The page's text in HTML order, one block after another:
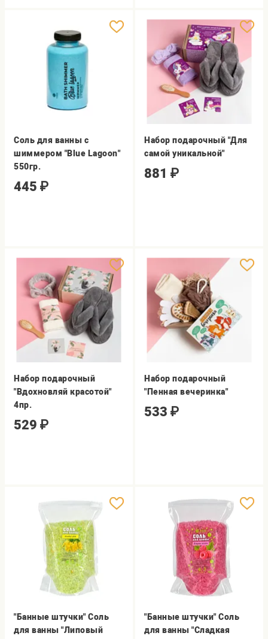
Соль для ванны с
шиммером "Blue Lagoon"
550гр.
445 ₽
Набор подарочный "Для
самой уникальной"
881 ₽
Набор подарочный
"Вдохновляй красотой"
4пр.
529 ₽
Набор подарочный
"Пенная вечеринка"
533 ₽
"Банные штучки" Соль
для ванны "Липовый
"Банные штучки" Соль
для ванны "Сладкая